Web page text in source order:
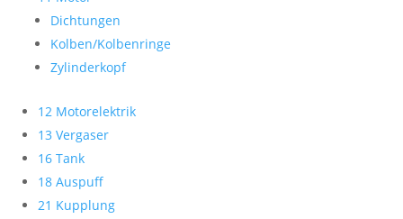
Dichtungen
Kolben/Kolbenringe
Zylinderkopf
12 Motorelektrik
13 Vergaser
16 Tank
18 Auspuff
21 Kupplung